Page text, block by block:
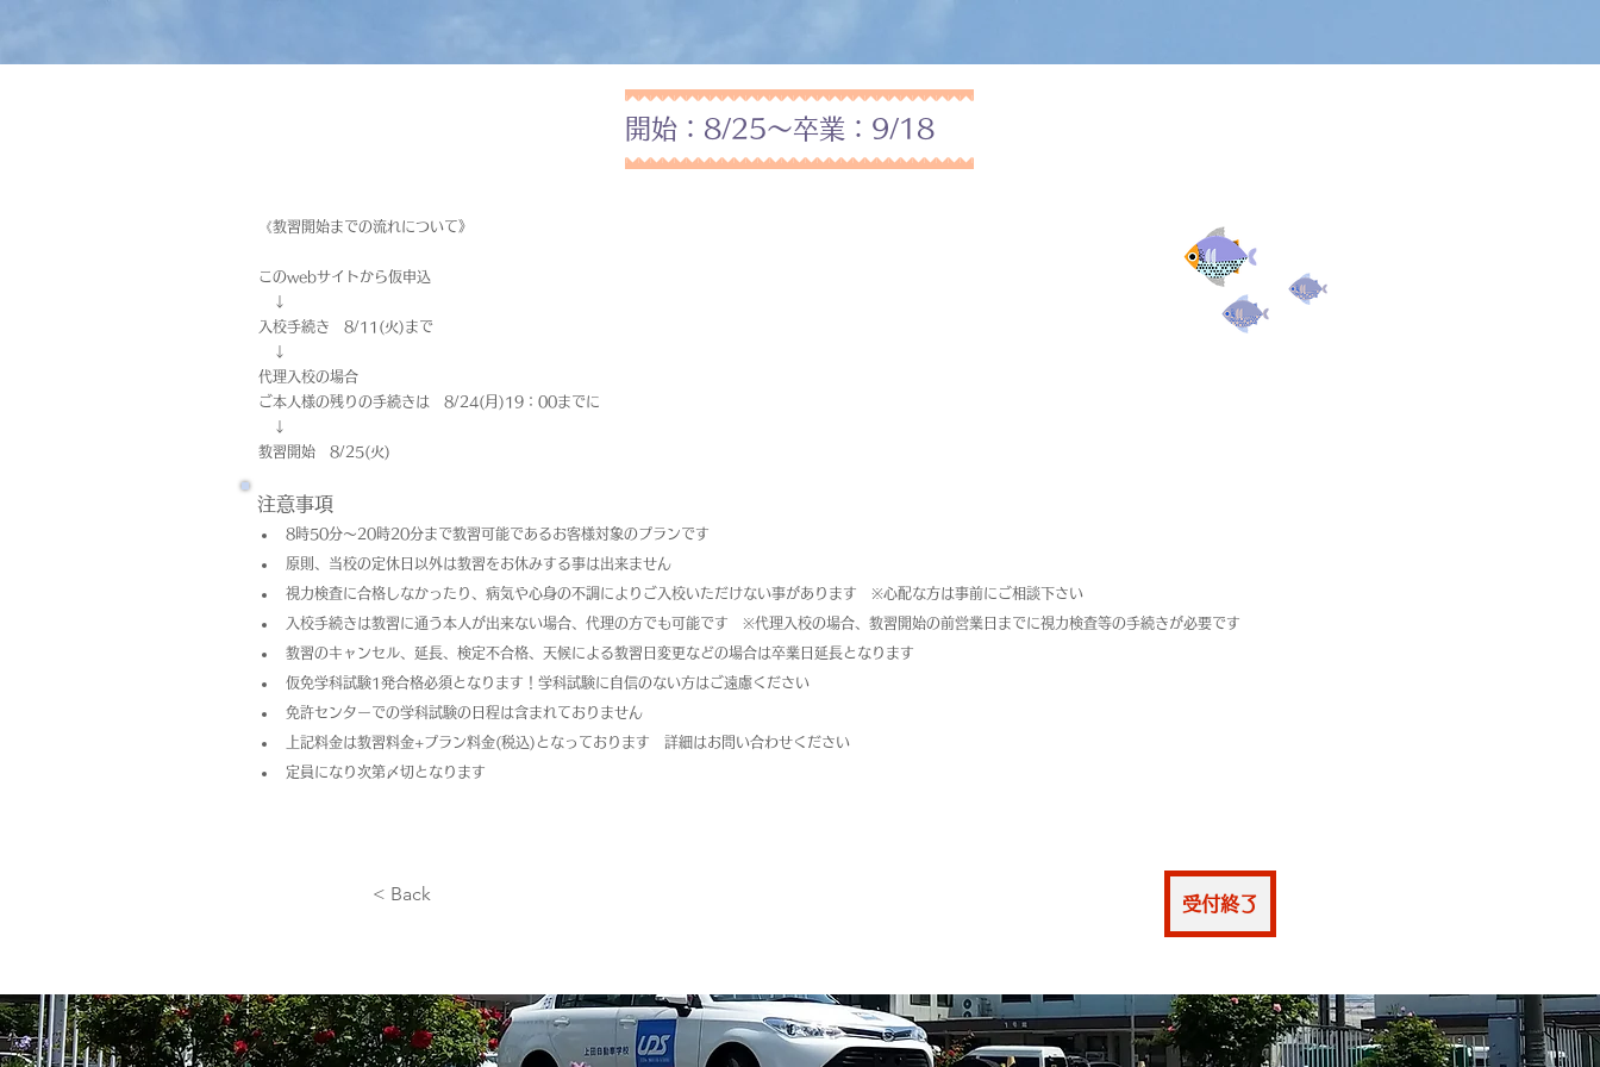
開始：8/25～卒業：9/18
《教習開始までの流れについて》
このwebサイトから仮申込
↓
入校手続き 8/11(火)まで
↓
代理入校の場合
ご本人様の残りの手続きは 8/24(月)19：00までに
↓
教習開始 8/25(火)
注意事項
8時50分～20時20分まで教習可能であるお客様対象のプランです
原則、当校の定休日以外は教習をお休みする事は出来ません
視力検査に合格しなかったり、病気や心身の不調によりご入校いただけない事があります　※心配な方は事前にご相談下さい
入校手続きは教習に通う本人が出来ない場合、代理の方でも可能です　※代理入校の場合、教習開始の前営業日までに視力検査等の手続きが必要です
教習のキャンセル、延長、検定不合格、天候による教習日変更などの場合は卒業日​延長となります
仮免学科試験1発合格必須となります！学科試験に自信のない方はご遠慮ください
免許センターでの学科試験の日程は含まれておりません
上記料金は教習料金+プラン料金(税込)となっております　詳細はお問い合わせください
定員になり次第〆切となります
< Back 仮申込
受付終了